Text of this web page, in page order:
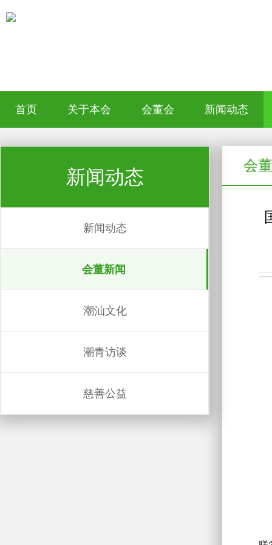
首页 关于本会 会董会 新闻动态
会
新闻动态
新闻动态
会董新闻
潮汕文化
潮青访谈
慈善公益